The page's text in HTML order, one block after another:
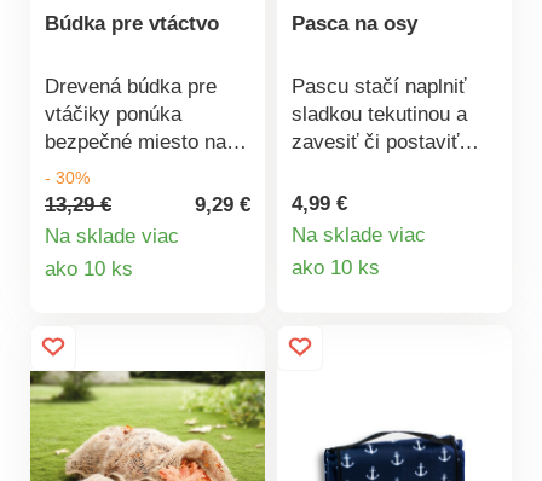
rastlínOptimálna
(0,08 mm) - odolná
voči poveternostným
vplyvomPevná
oceľová
konštrukciaRolovacie
okná so zipsomNízka
hmotnosť - ľahká
manipulácia
Búdka pre vtáctvo
Drevená búdka pre
vtáčiky ponúka
bezpečné miesto na
hniezdenie alebo
kŕmenie. Malý otvor
ich chráni pred ich
nepriateľmi a potravu
pred dažďom. Na
zavesenie alebo
postavenie.
- 30%
13,29 €
9,29 €
Na sklade viac
ako 10 ks
Pasca na osy
Pascu stačí naplniť
sladkou tekutinou a
zavesiť či postaviť
Nádoba so
skrutkovacím
plní aj čistí. Materiál:
priemer 13 cm, výška
15,5 cm.
4,99 €
Na sklade viac
ako 10 ks